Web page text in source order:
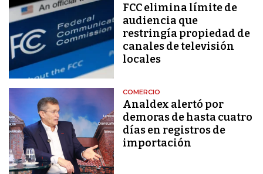
FCC elimina límite de
audiencia que
restringía propiedad de
canales de televisión
locales
COMERCIO
Analdex alertó por
demoras de hasta cuatro
días en registros de
importación